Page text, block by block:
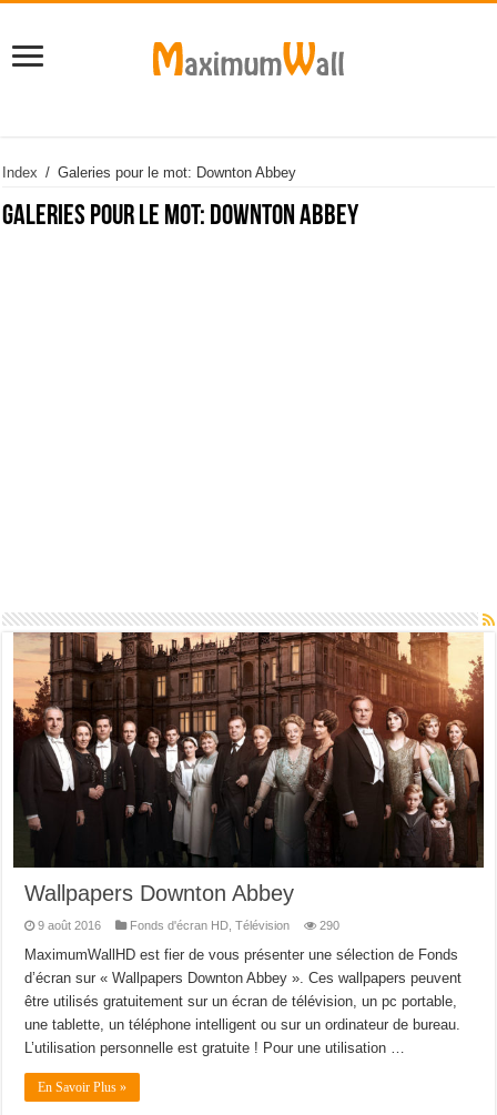
Index / Galeries pour le mot: Downton Abbey
Galeries pour le mot: Downton Abbey
Wallpapers Downton Abbey
9 août 2016 Fonds d'écran HD ,Télévision 290
MaximumWallHD est fier de vous présenter une sélection de Fonds
d’écran sur « Wallpapers Downton Abbey ». Ces wallpapers peuvent
être utilisés gratuitement sur un écran de télévision, un pc portable,
une tablette, un téléphone intelligent ou sur un ordinateur de bureau.
L’utilisation personnelle est gratuite ! Pour une utilisation …
En Savoir Plus »